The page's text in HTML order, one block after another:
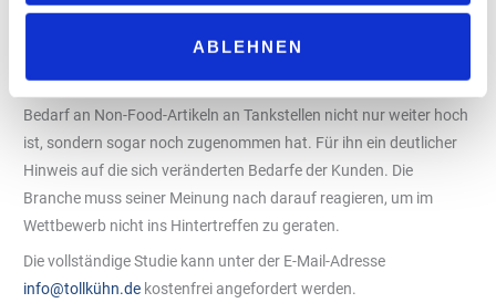
ABLEHNEN
in ihrer
Bedarf an Non-Food-Artikeln an Tankstellen nicht nur weiter hoch
ist, sondern sogar noch zugenommen hat. Für ihn ein deutlicher
Hinweis auf die sich veränderten Bedarfe der Kunden. Die
Branche muss seiner Meinung nach darauf reagieren, um im
Wettbewerb nicht ins Hintertreffen zu geraten.
Die vollständige Studie kann unter der E-Mail-Adresse
info@tollkühn.de kostenfrei angefordert werden.